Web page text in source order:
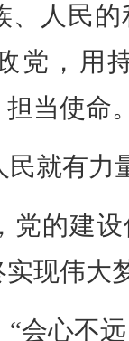
、人民
党，用
担当使命
民就有力
党的建设
现伟大
会心不